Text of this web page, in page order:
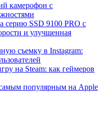
камерофон с
серию SSD 9100 PRO с
и улучшенная
съемку в Instagram:
на Steam: как геймеров
популярным на Apple